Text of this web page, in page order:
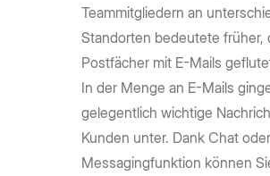
Teammitgliedern an
Standorten bedeutete früher,
Postfächer mit E-Mails
In der Menge an E-Mails
gelegentlich wichtige
Kunden unter. Dank Chat oder
Messagingfunktion können